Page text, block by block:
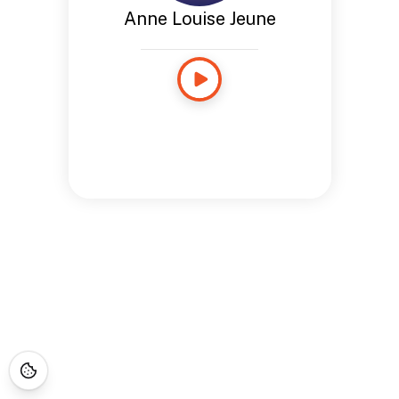
Anne Louise Jeune